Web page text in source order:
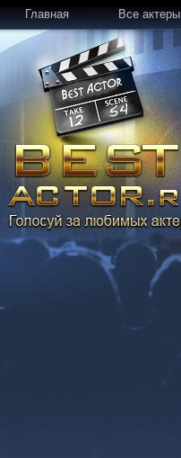
Главная Все актеры